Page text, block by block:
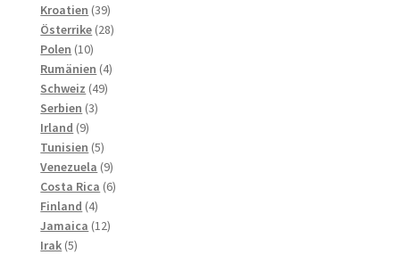
produkter
Kroatien 3939
produkter
Österrike 2828
Polen 1010
produkter
Rumänien 44
Schweiz 4949
Serbien 33
Irland 99
produkter
Tunisien 55
produkter
Venezuela 99
produkter
Costa Rica 66
Finland 44
produkter
Jamaica 1212
Irak 55